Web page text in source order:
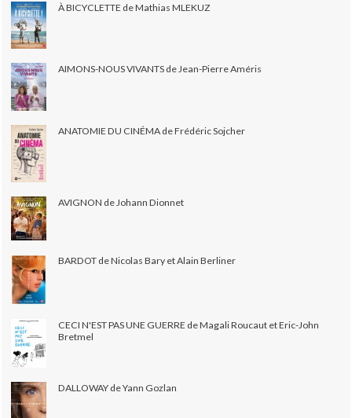
À BICYCLETTE de Mathias MLEKUZ
AIMONS-NOUS VIVANTS de Jean-Pierre Améris
ANATOMIE DU CINÉMA de Frédéric Sojcher
AVIGNON de Johann Dionnet
BARDOT de Nicolas Bary et Alain Berliner
CECI N'EST PAS UNE GUERRE de Magali Roucaut et Eric-John
Bretmel
DALLOWAY de Yann Gozlan